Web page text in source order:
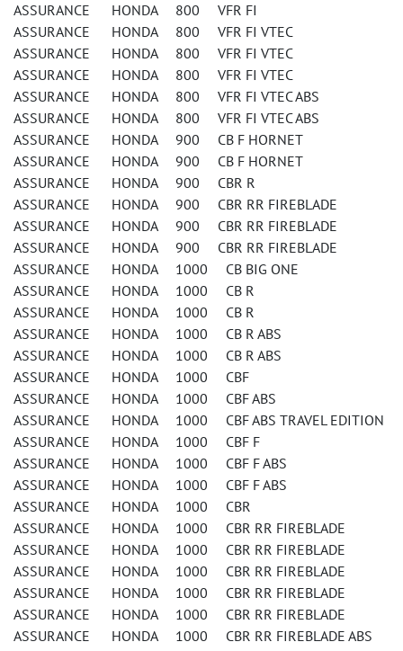
ASSURANCE HONDA 800 VFR FI
ASSURANCE HONDA 800 VFR FI VTEC
ASSURANCE HONDA 800 VFR FI VTEC
ASSURANCE HONDA 800 VFR FI VTEC
ASSURANCE HONDA 800 VFR FI VTEC ABS
ASSURANCE HONDA 800 VFR FI VTEC ABS
ASSURANCE HONDA 900 CB F HORNET
ASSURANCE HONDA 900 CB F HORNET
ASSURANCE HONDA 900 CBR R
ASSURANCE HONDA 900 CBR RR FIREBLADE
ASSURANCE HONDA 900 CBR RR FIREBLADE
ASSURANCE HONDA 900 CBR RR FIREBLADE
ASSURANCE HONDA 1000 CB BIG ONE
ASSURANCE HONDA 1000 CB R
ASSURANCE HONDA 1000 CB R
ASSURANCE HONDA 1000 CB R ABS
ASSURANCE HONDA 1000 CB R ABS
ASSURANCE HONDA 1000 CBF
ASSURANCE HONDA 1000 CBF ABS
ASSURANCE HONDA 1000 CBF ABS TRAVEL EDITION
ASSURANCE HONDA 1000 CBF F
ASSURANCE HONDA 1000 CBF F ABS
ASSURANCE HONDA 1000 CBF F ABS
ASSURANCE HONDA 1000 CBR
ASSURANCE HONDA 1000 CBR RR FIREBLADE
ASSURANCE HONDA 1000 CBR RR FIREBLADE
ASSURANCE HONDA 1000 CBR RR FIREBLADE
ASSURANCE HONDA 1000 CBR RR FIREBLADE
ASSURANCE HONDA 1000 CBR RR FIREBLADE
ASSURANCE HONDA 1000 CBR RR FIREBLADE ABS